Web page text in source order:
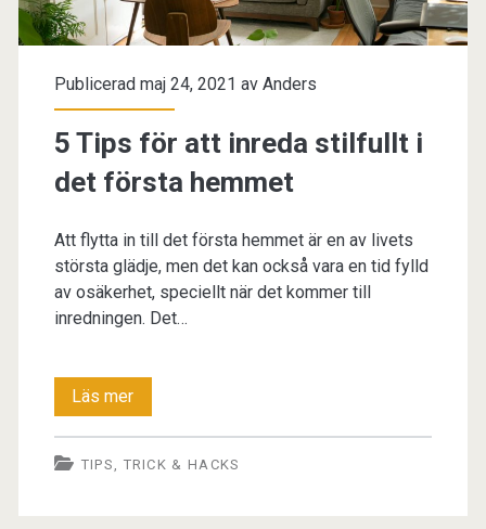
Publicerad maj 24, 2021 av Anders
5 Tips för att inreda stilfullt i
det första hemmet
Att flytta in till det första hemmet är en av livets
största glädje, men det kan också vara en tid fylld
av osäkerhet, speciellt när det kommer till
inredningen. Det…
Läs mer5
Tips
för
TIPS, TRICK & HACKS